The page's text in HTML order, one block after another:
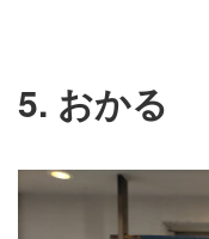
5. おかる